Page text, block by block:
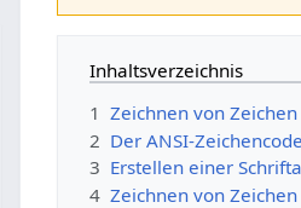
Inhaltsverzeichnis
1 Zeichnen von
2 Der ANSI-Zeichencode
3 Erstellen einer
4 Zeichnen von